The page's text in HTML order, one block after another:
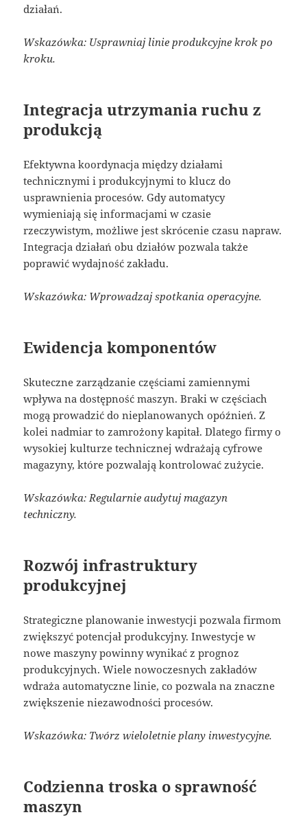
działań.
Wskazówka: Usprawniaj linie produkcyjne krok po
kroku.
Integracja utrzymania ruchu z
produkcją
Efektywna koordynacja między działami
technicznymi i produkcyjnymi to klucz do
usprawnienia procesów. Gdy automatycy
wymieniają się informacjami w czasie
rzeczywistym, możliwe jest skrócenie czasu napraw.
Integracja działań obu działów pozwala także
poprawić wydajność zakładu.
Wskazówka: Wprowadzaj spotkania operacyjne.
Ewidencja komponentów
Skuteczne zarządzanie częściami zamiennymi
wpływa na dostępność maszyn. Braki w częściach
mogą prowadzić do nieplanowanych opóźnień. Z
kolei nadmiar to zamrożony kapitał. Dlatego firmy o
wysokiej kulturze technicznej wdrażają cyfrowe
magazyny, które pozwalają kontrolować zużycie.
Wskazówka: Regularnie audytuj magazyn
techniczny.
Rozwój infrastruktury
produkcyjnej
Strategiczne planowanie inwestycji pozwala firmom
zwiększyć potencjał produkcyjny. Inwestycje w
nowe maszyny powinny wynikać z prognoz
produkcyjnych. Wiele nowoczesnych zakładów
wdraża automatyczne linie, co pozwala na znaczne
zwiększenie niezawodności procesów.
Wskazówka: Twórz wieloletnie plany inwestycyjne.
Codzienna troska o sprawność
maszyn